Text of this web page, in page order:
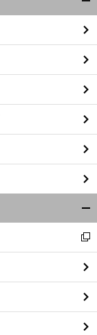
閉
る
閉
る
新
し
い
ウ
ィ
ン
ド